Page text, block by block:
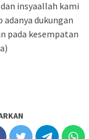
insyaallah kami
dukungan
pada kesempatan